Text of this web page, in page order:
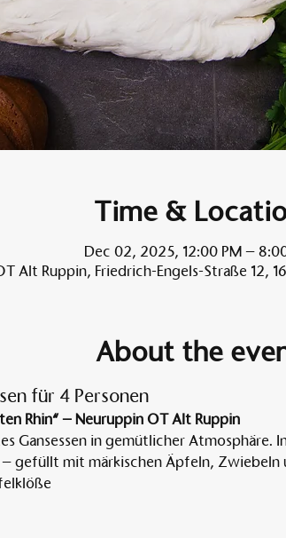
Time &
Dec 02, 2025, 12:00 PM –
Alt Ruppin, Friedrich-Engels-Straße 12,
About the
für 4 Personen
Rhin“ – Neuruppin OT Alt Ruppin
Gansessen in gemütlicher Atmosphäre.
gefüllt mit märkischen Äpfeln, Zwiebeln